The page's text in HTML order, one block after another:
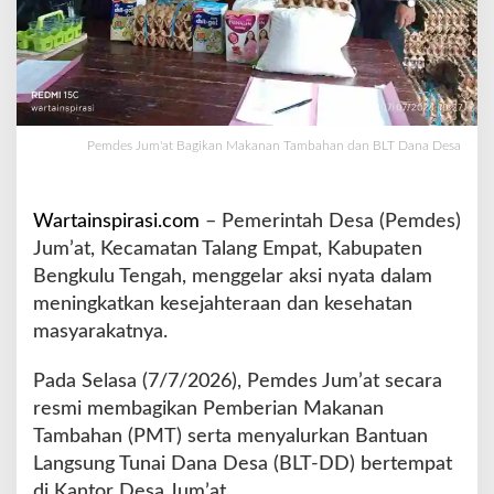
n
M
k
n
a
b
a
h
a
n
B
L
Pemdes Jum'at Bagikan Makanan Tambahan dan BLT Dana Desa
Wartainspirasi.com – Pemerintah Desa (Pemdes)
Jum’at, Kecamatan Talang Empat, Kabupaten
Bengkulu Tengah, menggelar aksi nyata dalam
meningkatkan kesejahteraan dan kesehatan
masyarakatnya.
Pada Selasa (7/7/2026), Pemdes Jum’at secara
resmi membagikan Pemberian Makanan
Tambahan (PMT) serta menyalurkan Bantuan
Langsung Tunai Dana Desa (BLT-DD) bertempat